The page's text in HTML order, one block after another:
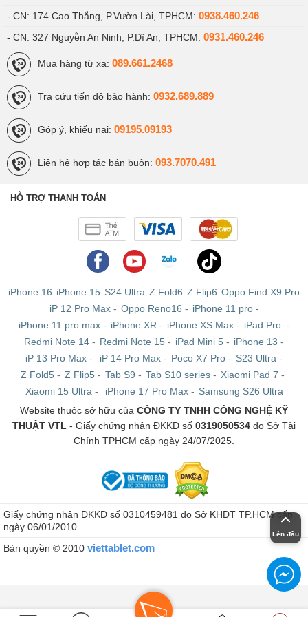
Trước khi đến với những phân tích chuyên sâu, cùng
điểm qua thông số cấu hình của iPhone 12:
Màn hình OLED 6.1 inch Super Retina XDR
Độ phân giải 2532 x 1170 pixel, mật độ điểm ảnh 460 ppi
Chipset:
Chipset A14 Bionic
Vi xử lý 6 lõi (2 lõi hiệu năng cao và 4 lõi tiết kiệm điện)
GPU Apple 4 lõi
Bộ nhớ và lưu trữ:
RAM 4GB
Bộ nhớ trong: 64GB / 128GB / 256GB
Camera:
Camera chính 12MP (f/1.6), hỗ trợ quay video 4K tốc độ
60fps, quay slow motion 1080p tốc độ 240fps
Camera góc siêu rộng 12MP (f/2.4)
Pin:
Pin Li-Po 2815 mAh
Hỗ trợ sạc nhanh 20W và sạc không dây 15W
- CN: 174 Cao Thắng, P.Vườn Lài, TPHCM: 0938.460.246
- CN: 327 Nguyễn An Ninh, P.Dĩ An, TPHCM: 0931.460.246
Mua hàng từ xa: 089.661.2468
Tra cứu tiến độ bảo hành: 0932.689.889
Góp ý, khiếu nại: 09195.09193
Liên hệ hợp tác bán buôn: 093.7070.491
HỖ TRỢ THANH TOÁN
iPhone 16 iPhone 15 S24 Ultra Z Fold6 Z Flip6 Oppo Find X9 Pro
iP 12 Pro Max- Oppo Reno16 - iPhone 11 pro-
iPhone 11 pro max- iPhone XR - iPhone XS Max- iPad Pro -
Redmi Note 14 - Redmi Note 15 - iPad Mini 5 - iPhone 13 -
iP 13 Pro Max - iP 14 Pro Max - Poco X7 Pro - S23 Ultra -
Z Fold5 - Z Flip5 - Tab S9 - Tab S10 series - Xiaomi Pad 7 -
Xiaomi 15 Ultra - iPhone 17 Pro Max- Samsung S26 Ultra
Website thuộc sở hữu của CÔNG TY TNHH CÔNG NGHỆ KỸ
THUẬT VTL - Giấy chứng nhận ĐKKD số 0319050534 do Sở Tài
Chính TPHCM cấp ngày 24/07/2025.
Giấy chứng nhận ĐKKD số 0310459481 do Sở KHĐT TP.HCM cấp
ngày 06/01/2010
Bản quyền © 2010 viettablet.com
Lên đầu